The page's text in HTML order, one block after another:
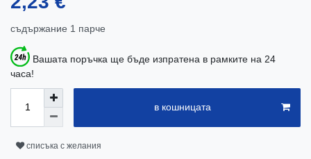
съдържание 1 парче
Вашата поръчка ще бъде изпратена в рамките на 24
часа!
в кошницата
списъка с желания